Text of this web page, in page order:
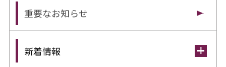
重要なお知らせ
新着情報